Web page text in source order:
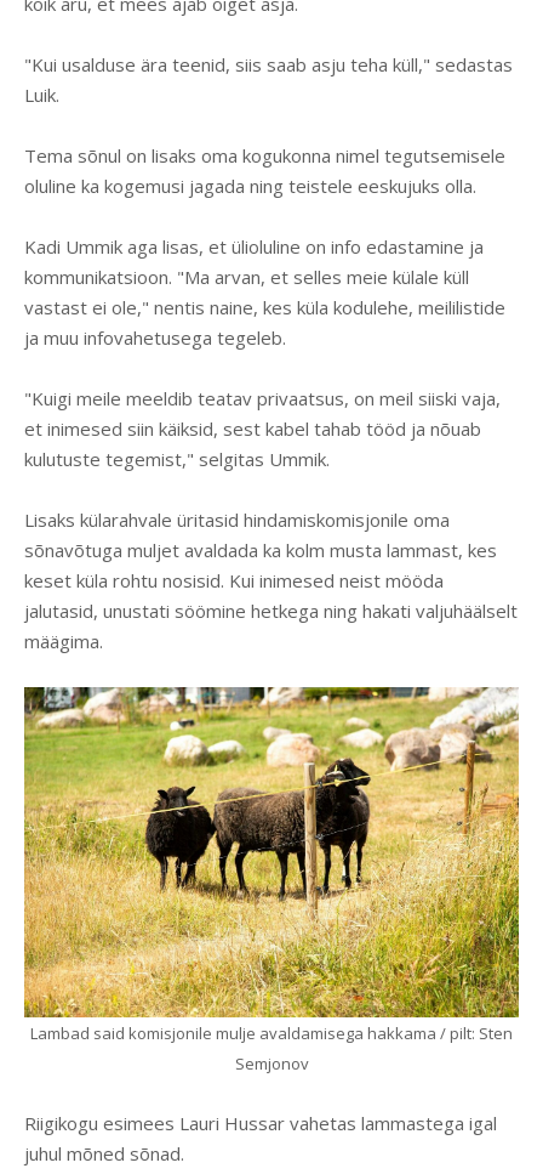
"Kui usalduse ära teenid, siis saab asju teha küll," sedastas
Luik.
Tema sõnul on lisaks oma kogukonna nimel tegutsemisele
oluline ka kogemusi jagada ning teistele eeskujuks olla.
Kadi Ummik aga lisas, et ülioluline on info edastamine ja
kommunikatsioon. "Ma arvan, et selles meie külale küll
vastast ei ole," nentis naine, kes küla kodulehe, meililistide
ja muu infovahetusega tegeleb.
"Kuigi meile meeldib teatav privaatsus, on meil siiski vaja,
et inimesed siin käiksid, sest kabel tahab tööd ja nõuab
kulutuste tegemist," selgitas Ummik.
Lisaks külarahvale üritasid hindamiskomisjonile oma
sõnavõtuga muljet avaldada ka kolm musta lammast, kes
keset küla rohtu nosisid. Kui inimesed neist mööda
jalutasid, unustati söömine hetkega ning hakati valjuhäälselt
määgima.
Lambad said komisjonile mulje avaldamisega hakkama / pilt: Sten
Semjonov
Riigikogu esimees Lauri Hussar vahetas lammastega igal
juhul mõned sõnad.